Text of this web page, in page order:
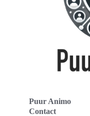
Puur Animo
Contact